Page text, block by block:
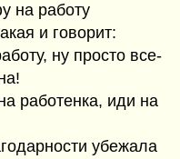
на работу
и говорит:
ну просто все-
работенка, иди на
убежала